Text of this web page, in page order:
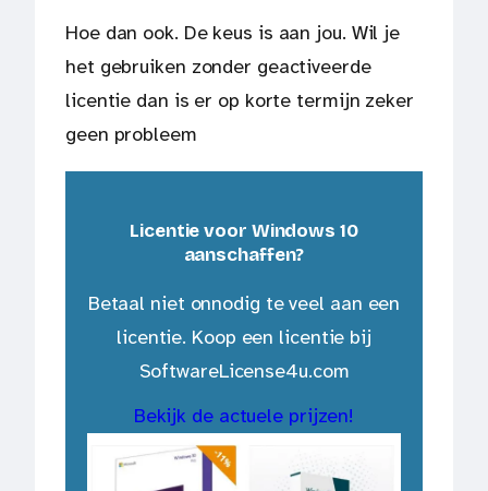
Hoe dan ook. De keus is aan jou. Wil je
het gebruiken zonder geactiveerde
licentie dan is er op korte termijn zeker
geen probleem
Licentie voor Windows 10
aanschaffen?
Betaal niet onnodig te veel aan een
licentie. Koop een licentie bij
SoftwareLicense4u.com
Bekijk de actuele prijzen!